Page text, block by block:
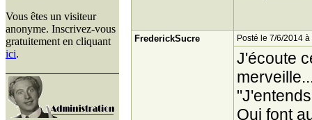
Vous êtes un visiteur
anonyme. Inscrivez-vous
gratuitement en cliquant
ici.
FrederickSucre Posté le 7/6/2014
J'écoute
Qui font